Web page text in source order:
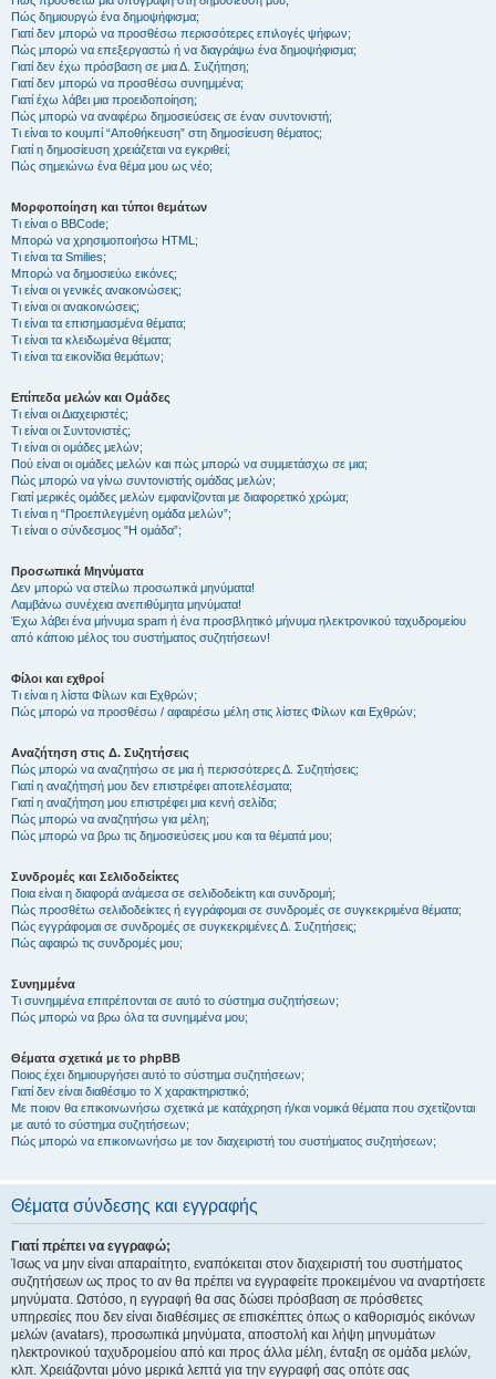
Πώς δημιουργώ ένα δημοψήφισμα;
Γιατί δεν μπορώ να προσθέσω περισσότερες επιλογές ψήφων;
Πώς μπορώ να επεξεργαστώ ή να διαγράψω ένα δημοψήφισμα;
Γιατί δεν έχω πρόσβαση σε μια Δ. Συζήτηση;
Γιατί δεν μπορώ να προσθέσω συνημμένα;
Γιατί έχω λάβει μια προειδοποίηση;
Πώς μπορώ να αναφέρω δημοσιεύσεις σε έναν συντονιστή;
Τι είναι το κουμπί “Αποθήκευση” στη δημοσίευση θέματος;
Γιατί η δημοσίευση χρειάζεται να εγκριθεί;
Πώς σημειώνω ένα θέμα μου ως νέο;
Μορφοποίηση και τύποι θεμάτων
Τι είναι ο BBCode;
Μπορώ να χρησιμοποιήσω HTML;
Τι είναι τα Smilies;
Μπορώ να δημοσιεύω εικόνες;
Τι είναι οι γενικές ανακοινώσεις;
Τι είναι οι ανακοινώσεις;
Τι είναι τα επισημασμένα θέματα;
Τι είναι τα κλειδωμένα θέματα;
Τι είναι τα εικονίδια θεμάτων;
Επίπεδα μελών και Ομάδες
Τι είναι οι Διαχειριστές;
Τι είναι οι Συντονιστές;
Τι είναι οι ομάδες μελών;
Πού είναι οι ομάδες μελών και πώς μπορώ να συμμετάσχω σε μια;
Πώς μπορώ να γίνω συντονιστής ομάδας μελών;
Γιατί μερικές ομάδες μελών εμφανίζονται με διαφορετικό χρώμα;
Τι είναι η “Προεπιλεγμένη ομάδα μελών”;
Τι είναι ο σύνδεσμος "Η ομάδα”;
Προσωπικά Μηνύματα
Δεν μπορώ να στείλω προσωπικά μηνύματα!
Λαμβάνω συνέχεια ανεπιθύμητα μηνύματα!
Έχω λάβει ένα μήνυμα spam ή ένα προσβλητικό μήνυμα ηλεκτρονικού ταχυδρομείου
από κάποιο μέλος του συστήματος συζητήσεων!
Φίλοι και εχθροί
Τι είναι η λίστα Φίλων και Εχθρών;
Πώς μπορώ να προσθέσω / αφαιρέσω μέλη στις λίστες Φίλων και Εχθρών;
Αναζήτηση στις Δ. Συζητήσεις
Πώς μπορώ να αναζητήσω σε μια ή περισσότερες Δ. Συζητήσεις;
Γιατί η αναζήτησή μου δεν επιστρέφει αποτελέσματα;
Γιατί η αναζήτηση μου επιστρέφει μια κενή σελίδα;
Πώς μπορώ να αναζητήσω για μέλη;
Πώς μπορώ να βρω τις δημοσιεύσεις μου και τα θέματά μου;
Συνδρομές και Σελιδοδείκτες
Ποια είναι η διαφορά ανάμεσα σε σελιδοδείκτη και συνδρομή;
Πώς προσθέτω σελιδοδείκτες ή εγγράφομαι σε συνδρομές σε συγκεκριμένα θέματα;
Πώς εγγράφομαι σε συνδρομές σε συγκεκριμένες Δ. Συζητήσεις;
Πώς αφαιρώ τις συνδρομές μου;
Συνημμένα
Τι συνημμένα επιτρέπονται σε αυτό το σύστημα συζητήσεων;
Πώς μπορώ να βρω όλα τα συνημμένα μου;
Θέματα σχετικά με το phpBB
Ποιος έχει δημιουργήσει αυτό το σύστημα συζητήσεων;
Γιατί δεν είναι διαθέσιμο το Χ χαρακτηριστικό;
Με ποιον θα επικοινωνήσω σχετικά με κατάχρηση ή/και νομικά θέματα που σχετίζονται
με αυτό το σύστημα συζητήσεων;
Πώς μπορώ να επικοινωνήσω με τον διαχειριστή του συστήματος συζητήσεων;
Θέματα σύνδεσης και εγγραφής
Γιατί πρέπει να εγγραφώ;
Ίσως να μην είναι απαραίτητο, εναπόκειται στον διαχειριστή του συστήματος
συζητήσεων ως προς το αν θα πρέπει να εγγραφείτε προκειμένου να αναρτήσετε
μηνύματα. Ωστόσο, η εγγραφή θα σας δώσει πρόσβαση σε πρόσθετες
υπηρεσίες που δεν είναι διαθέσιμες σε επισκέπτες όπως ο καθορισμός εικόνων
μελών (avatars), προσωπικά μηνύματα, αποστολή και λήψη μηνυμάτων
ηλεκτρονικού ταχυδρομείου από και προς άλλα μέλη, ένταξη σε ομάδα μελών,
κλπ. Χρειάζονται μόνο μερικά λεπτά για την εγγραφή σας οπότε σας